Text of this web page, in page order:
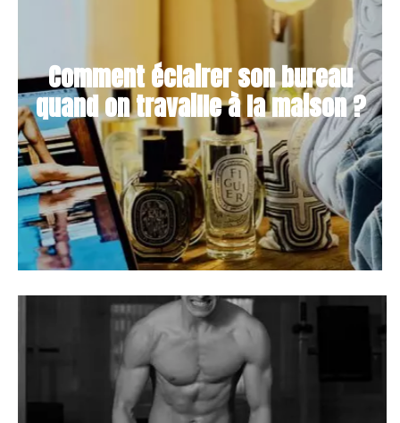
Comment éclairer son bureau
quand on travaille à la maison ?